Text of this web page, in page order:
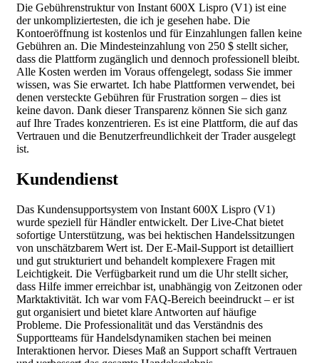
Die Gebührenstruktur von Instant 600X Lispro (V1) ist eine
der unkompliziertesten, die ich je gesehen habe. Die
Kontoeröffnung ist kostenlos und für Einzahlungen fallen keine
Gebühren an. Die Mindesteinzahlung von 250 $ stellt sicher,
dass die Plattform zugänglich und dennoch professionell bleibt.
Alle Kosten werden im Voraus offengelegt, sodass Sie immer
wissen, was Sie erwartet. Ich habe Plattformen verwendet, bei
denen versteckte Gebühren für Frustration sorgen – dies ist
keine davon. Dank dieser Transparenz können Sie sich ganz
auf Ihre Trades konzentrieren. Es ist eine Plattform, die auf das
Vertrauen und die Benutzerfreundlichkeit der Trader ausgelegt
ist.
Kundendienst
Das Kundensupportsystem von Instant 600X Lispro (V1)
wurde speziell für Händler entwickelt. Der Live-Chat bietet
sofortige Unterstützung, was bei hektischen Handelssitzungen
von unschätzbarem Wert ist. Der E-Mail-Support ist detailliert
und gut strukturiert und behandelt komplexere Fragen mit
Leichtigkeit. Die Verfügbarkeit rund um die Uhr stellt sicher,
dass Hilfe immer erreichbar ist, unabhängig von Zeitzonen oder
Marktaktivität. Ich war vom FAQ-Bereich beeindruckt – er ist
gut organisiert und bietet klare Antworten auf häufige
Probleme. Die Professionalität und das Verständnis des
Supportteams für Handelsdynamiken stachen bei meinen
Interaktionen hervor. Dieses Maß an Support schafft Vertrauen